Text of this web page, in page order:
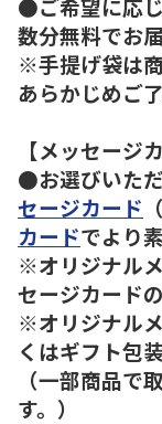
数分無料でお
※手提げ袋は
あらかじめご
【メッセージ
●お選びいただ
セージカード
カードでより
※オリジナル
セージカード
※オリジナル
くはギフト包
（一部商品で
す。）